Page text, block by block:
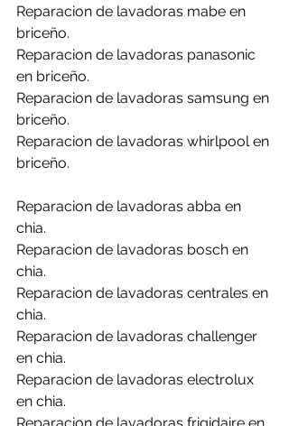
Reparacion de lavadoras mabe en
briceño.
Reparacion de lavadoras panasonic
en briceño.
Reparacion de lavadoras samsung en
briceño.
Reparacion de lavadoras whirlpool en
briceño.
Reparacion de lavadoras abba en
chia.
Reparacion de lavadoras bosch en
chia.
Reparacion de lavadoras centrales en
chia.
Reparacion de lavadoras challenger
en chia.
Reparacion de lavadoras electrolux
en chia.